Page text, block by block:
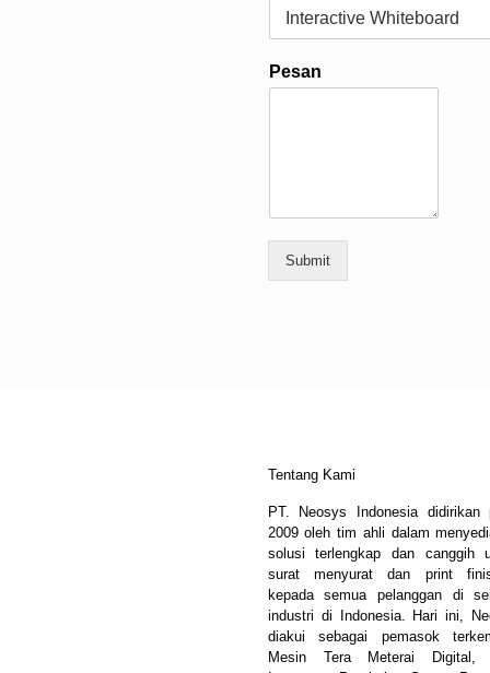
Pesan
Submit
Tentang Kami
PT. Neosys Indonesia didirikan
2009 oleh tim ahli dalam
solusi terlengkap dan canggih
surat menyurat dan print
kepada semua pelanggan di
industri di Indonesia. Hari ini,
diakui sebagai pemasok
Mesin Tera Meterai Digital,